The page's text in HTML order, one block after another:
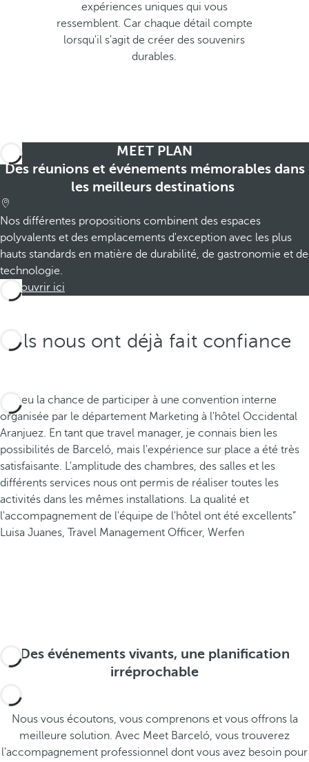
expériences uniques qui vous
ressemblent. Car chaque détail compte
lorsqu'il s'agit de créer des souvenirs
durables.
MEET PLAN
Des réunions et événements mémorables dans
les meilleurs destinations
Nos différentes propositions combinent des espaces
polyvalents et des emplacements d'exception avec les plus
hauts standards en matière de durabilité, de gastronomie et de
technologie.
Découvrir ici
Ils nous ont déjà fait confiance
“J'ai eu la chance de participer à une convention interne
organisée par le département Marketing à l'hôtel Occidental
Aranjuez. En tant que travel manager, je connais bien les
possibilités de Barceló, mais l'expérience sur place a été très
satisfaisante. L'amplitude des chambres, des salles et les
différents services nous ont permis de réaliser toutes les
activités dans les mêmes installations. La qualité et
l'accompagnement de l'équipe de l'hôtel ont été excellents”
Luisa Juanes, Travel Management Officer, Werfen
Des événements vivants, une planification
irréprochable
Nous vous écoutons, vous comprenons et vous offrons la
meilleure solution. Avec Meet Barceló, vous trouverez
l'accompagnement professionnel dont vous avez besoin pour